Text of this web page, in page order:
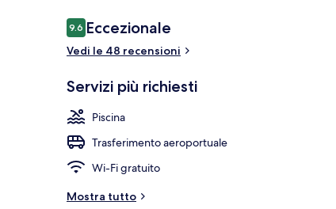
Recensioni
9.69.6 su 10
Eccezionale
Vedi le 48 recensioni
Servizi più richiesti
Piscina
Trasferimento aeroportuale
Wi-Fi gratuito
Mostra tutto